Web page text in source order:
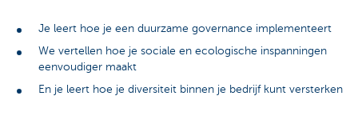
Je leert hoe je een duurzame governance implementeert
We vertellen hoe je sociale en ecologische inspanningen
eenvoudiger maakt
En je leert hoe je diversiteit binnen je bedrijf kunt versterken